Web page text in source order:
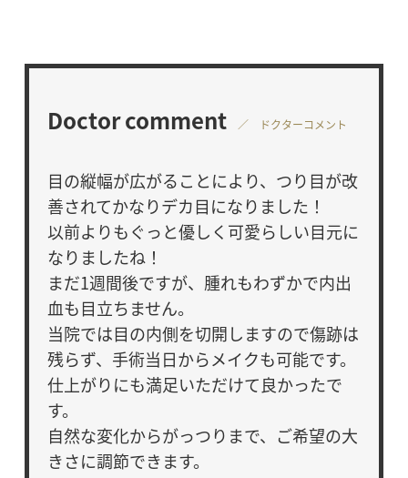
Doctor comment ／ ドクターコメント
目の縦幅が広がることにより、つり目が改
善されてかなりデカ目になりました！
以前よりもぐっと優しく可愛らしい目元に
なりましたね！
まだ1週間後ですが、腫れもわずかで内出
血も目立ちません。
当院では目の内側を切開しますので傷跡は
残らず、手術当日からメイクも可能です。
仕上がりにも満足いただけて良かったで
す。
自然な変化からがっつりまで、ご希望の大
きさに調節できます。